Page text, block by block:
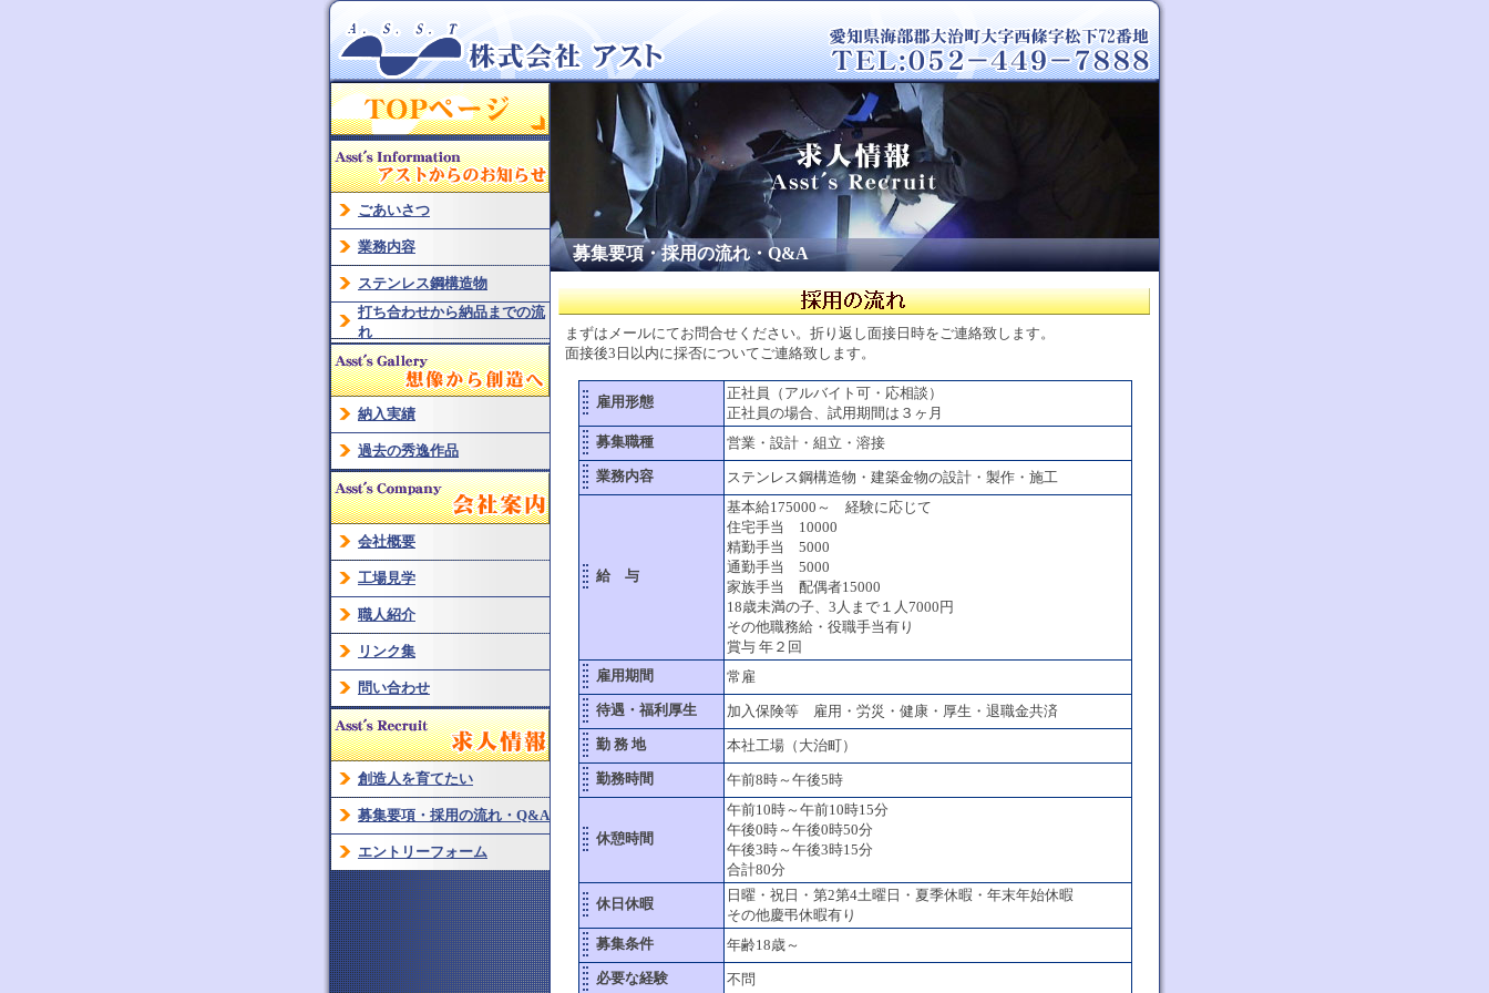
ごあいさつ
業務内容
ステンレス鋼構造物
打ち合わせから納品までの流
れ
納入実績
過去の秀逸作品
会社概要
工場見学
職人紹介
リンク集
問い合わせ
創造人を育てたい
募集要項・採用の流れ・Q&A
エントリーフォーム
募集要項・採用の流れ・Q&A
まずはメールにてお問合せください。折り返し面接日時をご連絡致します。
面接後3日以内に採否についてご連絡致します。
雇用形態
正社員（アルバイト可・応相談）
正社員の場合、試用期間は３ヶ月
募集職種
営業・設計・組立・溶接
業務内容 ステンレス鋼構造物・建築金物の設計・製作・施工
給 与
基本給175000～ 経験に応じて
住宅手当 10000
精勤手当 5000
通勤手当 5000
家族手当 配偶者15000
18歳未満の子、3人まで１人7000円
その他職務給・役職手当有り
賞与 年２回
雇用期間
常雇
待遇・福利厚生 加入保険等 雇用・労災・健康・厚生・退職金共済
勤 務 地 本社工場（大治町）
勤務時間 午前8時～午後5時
休憩時間
午前10時～午前10時15分
午後0時～午後0時50分
午後3時～午後3時15分
合計80分
休日休暇
日曜・祝日・第2第4土曜日・夏季休暇・年末年始休暇
その他慶弔休暇有り
募集条件
年齢18歳～
必要な経験 不問